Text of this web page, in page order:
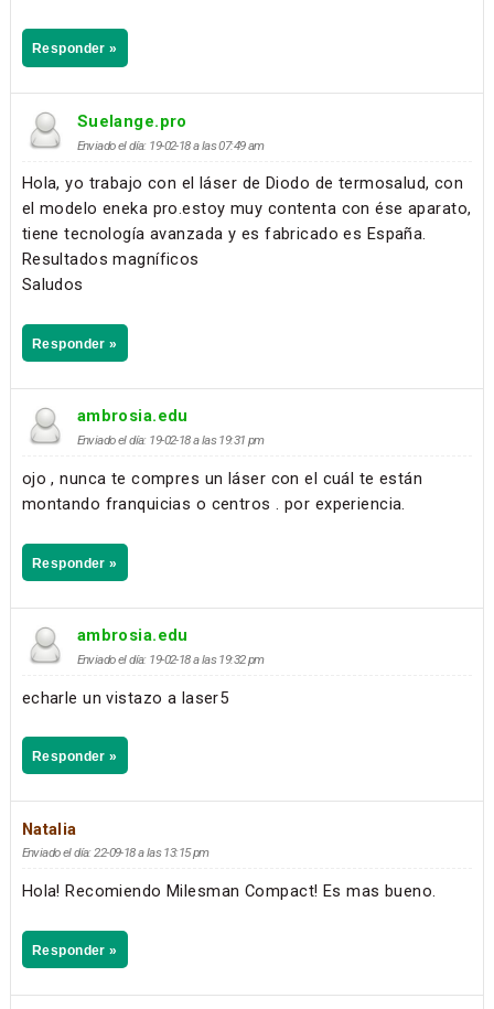
Responder »
Suelange.pro
Enviado el día: 19-02-18 a las 07:49 am
Hola, yo trabajo con el láser de Diodo de termosalud, con
el modelo eneka pro.estoy muy contenta con ése aparato,
tiene tecnología avanzada y es fabricado es España.
Resultados magníficos
Saludos
Responder »
ambrosia.edu
Enviado el día: 19-02-18 a las 19:31 pm
ojo , nunca te compres un láser con el cuál te están
montando franquicias o centros . por experiencia.
Responder »
ambrosia.edu
Enviado el día: 19-02-18 a las 19:32 pm
echarle un vistazo a laser5
Responder »
Natalia
Enviado el día: 22-09-18 a las 13:15 pm
Hola! Recomiendo Milesman Compact! Es mas bueno.
Responder »